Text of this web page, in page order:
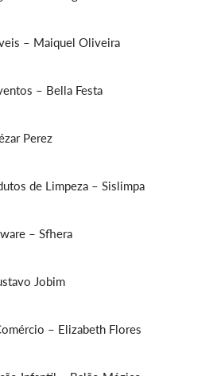
– Maiquel Oliveira
– Bella Festa
Perez
de Limpeza – Sislimpa
– Sfhera
Jobim
– Elizabeth Flores